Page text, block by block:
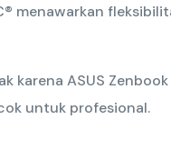
menawarkan
karena ASUS Zenbook
untuk profesional.